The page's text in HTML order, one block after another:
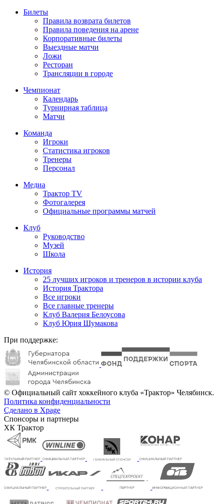
Билеты
Правила возврата билетов
Правила поведения на арене
Корпоративные билеты
Выездные матчи
Ложи
Ресторан
Трансляции в городе
Чемпионат
Календарь
Турнирная таблица
Матчи
Команда
Игроки
Статистика игроков
Тренеры
Персонал
Медиа
Трактор TV
Фотогалерея
Официальные программы матчей
Клуб
Руководство
Музей
Школа
История
25 лучших игроков и тренеров в истории клуба
История Трактора
Все игроки
Все главные тренеры
Клуб Валерия Белоусова
Клуб Юрия Шумакова
При поддержке:
© Официальный сайт хоккейного клуба «Трактор» Челябинск.
Политика конфиденциальности
Сделано в Xpage
Спонсоры и партнеры
ХК Трактор